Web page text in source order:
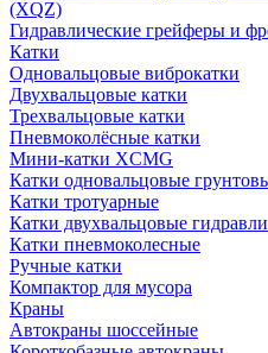
(XQZ)
Гидравлические грейферы и
Катки
Одновальцовые виброкатки
Двухвальцовые катки
Трехвальцовые катки
Пневмоколёсные катки
Мини-катки XCMG
Катки одновальцовые
Катки тротуарные
Катки двухвальцовые
Катки пневмоколесные
Ручные катки
Компактор для мусора
Краны
Автокраны шоссейные